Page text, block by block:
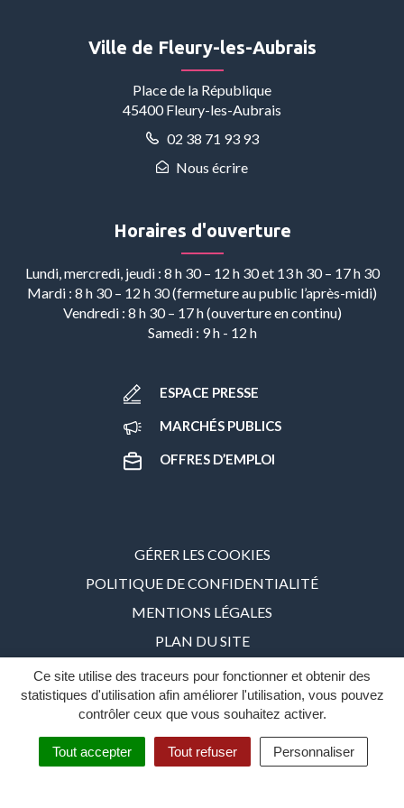
Ce site utilise des traceurs pour fonctionner et obtenir des
statistiques d'utilisation afin améliorer l'utilisation, vous pouvez
contrôler ceux que vous souhaitez activer.
Tout accepter Tout refuser Personnaliser
FacebookInstagram
LinkedinYoutubeWhatsapp
Ville de Fleury-les-Aubrais
Place de la République
45400 Fleury-les-Aubrais
02 38 71 93 93
Nous écrire
Horaires d'ouverture
Lundi, mercredi, jeudi : 8 h 30 – 12 h 30 et 13 h 30 – 17 h 30
Mardi : 8 h 30 – 12 h 30 (fermeture au public l’après-midi)
Vendredi : 8 h 30 – 17 h (ouverture en continu)
Samedi : 9 h - 12 h
ESPACE PRESSE
MARCHÉS PUBLICS
OFFRES D’EMPLOI
GÉRER LES COOKIES
POLITIQUE DE CONFIDENTIALITÉ
MENTIONS LÉGALES
PLAN DU SITE
ACCESSIBILITÉ : PARTIELLEMENT CONFORME – 86%
INOVAGORA